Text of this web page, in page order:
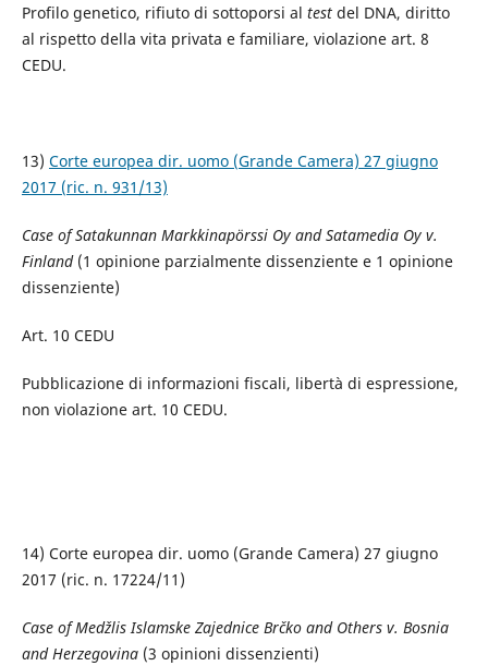
Profilo genetico, rifiuto di sottoporsi al testdel DNA, diritto
al rispetto della vita privata e familiare, violazione art. 8
CEDU.
13) Corte europea dir. uomo (Grande Camera) 27 giugno
2017 (ric. n. 931/13)
Case of Satakunnan Markkinapörssi Oy and Satamedia Oy v.
Finland(1 opinione parzialmente dissenziente e 1 opinione
dissenziente)
Art. 10 CEDU
Pubblicazione di informazioni fiscali, libertà di espressione,
non violazione art. 10 CEDU.
14) Corte europea dir. uomo (Grande Camera) 27 giugno
2017 (ric. n. 17224/11)
Case of Medžlis Islamske Zajednice Brčko and Others v. Bosnia
and Herzegovina(3 opinioni dissenzienti)